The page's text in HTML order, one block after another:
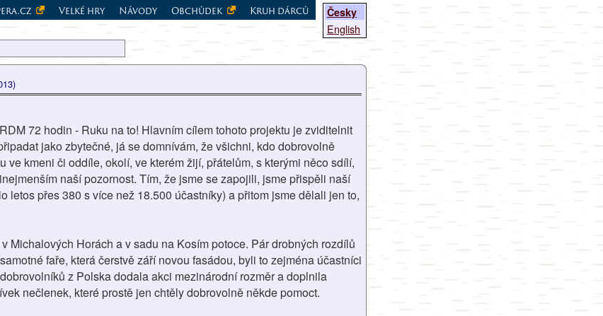
Česky
English
Velké hry Návody Obchůdek Kruh dárců
72 hodin - Ruku na to! Hlavním cílem tohoto projektu je zviditelnit
jako zbytečné, já se domnívám, že všichni, kdo dobrovolně
ve kmeni či oddíle, okolí, ve kterém žijí, přátelům, s kterými něco sdílí,
naší pozornost. Tím, že jsme se zapojili, jsme přispěli naší
letos přes 380 s více než 18.500 účastníky) a přitom jsme dělali jen to,
Michalových Horách a v sadu na Kosím potoce. Pár drobných rozdílů
faře, která čerstvě září novou fasádou, byli to zejména účastníci
z Polska dodala akci mezinárodní rozměr a doplnila
nečlenek, které prostě jen chtěly dobrovolně někde pomoct.